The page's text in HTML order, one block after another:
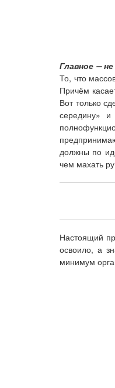
Главное —
То, что
Причём
Вот только
середину»
должны по
чем махать
Настоящий
освоило, а
минимум